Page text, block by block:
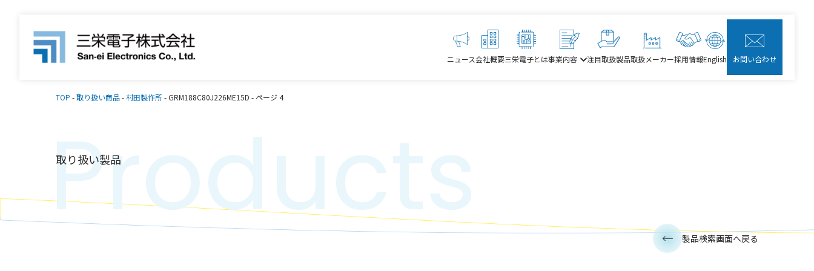
ニュース会社概要三栄電子とは事業内容 注目取扱製品取扱メーカー採用情報English お問い合わせ
TOP -取り扱い商品-村田製作所-GRM188C80J226ME15D - ページ 4
取り扱い製品
Products 製品検索画面へ戻る